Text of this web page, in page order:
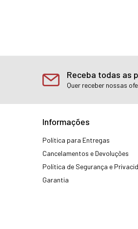
Receba todas as
Quer receber nossas
Informações
Política para Entregas
Cancelamentos e Devoluções
Política de Segurança e
Garantia